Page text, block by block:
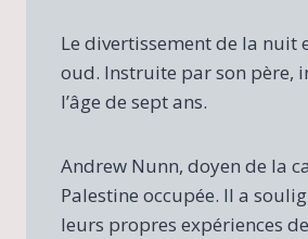
Le divertissement de la nuit
oud. Instruite par son père,
l’âge de sept ans.
Andrew Nunn, doyen de la
Palestine occupée. Il a
leurs propres expériences